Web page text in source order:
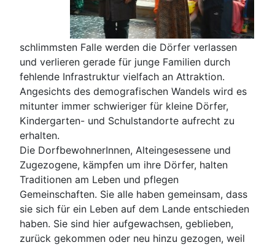
schlimmsten Falle werden die Dörfer verlassen
und verlieren gerade für junge Familien durch
fehlende Infrastruktur vielfach an Attraktion.
Angesichts des demografischen Wandels wird es
mitunter immer schwieriger für kleine Dörfer,
Kindergarten- und Schulstandorte aufrecht zu
erhalten.
Die DorfbewohnerInnen, Alteingesessene und
Zugezogene, kämpfen um ihre Dörfer, halten
Traditionen am Leben und pflegen
Gemeinschaften. Sie alle haben gemeinsam, dass
sie sich für ein Leben auf dem Lande entschieden
haben. Sie sind hier aufgewachsen, geblieben,
zurück gekommen oder neu hinzu gezogen, weil